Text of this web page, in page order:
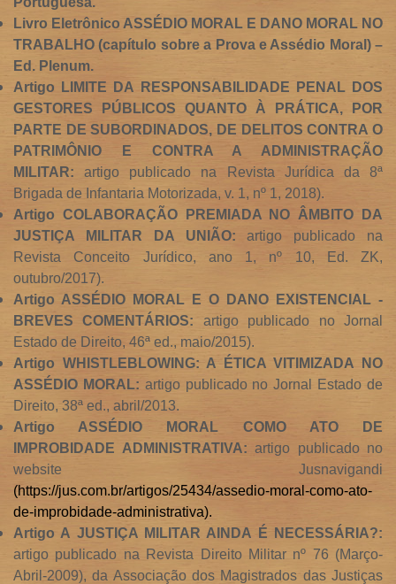
Livro Eletrônico ASSÉDIO MORAL E DANO MORAL NO
TRABALHO (capítulo sobre a Prova e Assédio Moral) –
Ed. Plenum.
Artigo LIMITE DA RESPONSABILIDADE PENAL DOS
GESTORES PÚBLICOS QUANTO À PRÁTICA, POR
PARTE DE SUBORDINADOS, DE DELITOS CONTRA O
PATRIMÔNIO E CONTRA A ADMINISTRAÇÃO
MILITAR:artigo publicado na Revista Jurídica da 8ª
Brigada de Infantaria Motorizada, v. 1, nº 1, 2018).
Artigo COLABORAÇÃO PREMIADA NO ÂMBITO DA
JUSTIÇA MILITAR DA UNIÃO:artigo publicado na
Revista Conceito Jurídico, ano 1, nº 10, Ed. ZK,
outubro/2017).
Artigo ASSÉDIO MORAL E O DANO EXISTENCIAL -
BREVES COMENTÁRIOS: artigo publicado no Jornal
Estado de Direito, 46ª ed., maio/2015).
Artigo WHISTLEBLOWING: A ÉTICA VITIMIZADA NO
ASSÉDIO MORAL: artigo publicado no Jornal Estado de
Direito, 38ª ed., abril/2013.
Artigo ASSÉDIO MORAL COMO ATO DE
IMPROBIDADE ADMINISTRATIVA: artigo publicado no
website Jusnavigandi
(https://jus.com.br/artigos/25434/assedio-moral-como-ato-
de-improbidade-administrativa).
Artigo A JUSTIÇA MILITAR AINDA É NECESSÁRIA?:
artigo publicado na Revista Direito Militar nº 76 (Março-
Abril-2009), da Associação dos Magistrados das Justiças